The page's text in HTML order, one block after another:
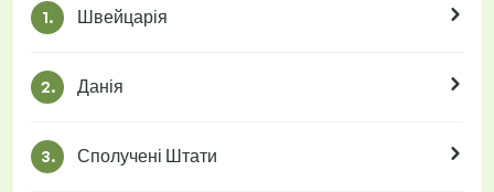
1. Швейцарія
2. Данія
3. Сполучені Штати